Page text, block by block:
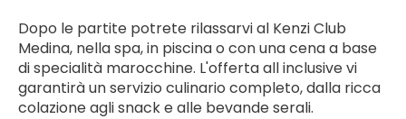
Dopo le partite potrete rilassarvi al Kenzi Club
Medina, nella spa, in piscina o con una cena a base
di specialità marocchine. L'offerta all inclusive vi
garantirà un servizio culinario completo, dalla ricca
colazione agli snack e alle bevande serali.